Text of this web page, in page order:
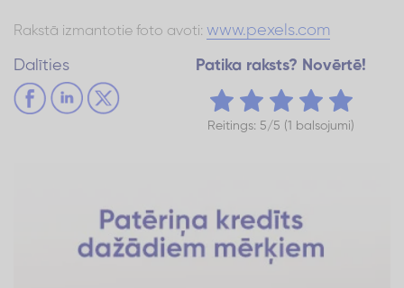
Rakstā izmantotie foto avoti: www.pexels.com
Dalīties Patika raksts? Novērtē!
Reitings: 5/5 (1 balsojumi)